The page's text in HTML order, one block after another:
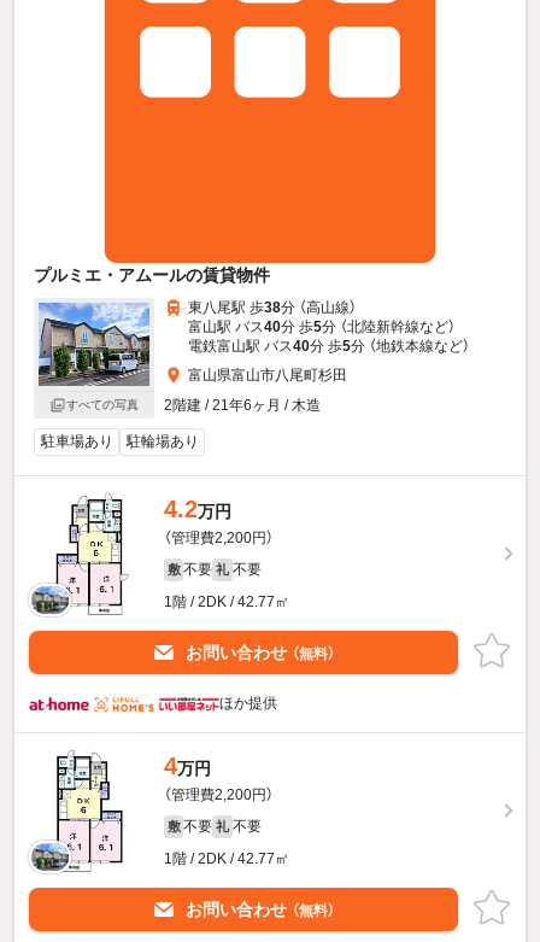
プルミエ・アムールの賃貸物件
すべての写真
東八尾駅 歩38分 （高山線）
富山駅 バス40分 歩5分 （北陸新幹線など）
電鉄富山駅 バス40分 歩5分 （地鉄本線など）
富山県富山市八尾町杉田
2階建 / 21年6ヶ月 / 木造
駐車場あり 駐輪場あり
4.2万円
（管理費2,200円）
敷 不要 礼 不要
1階 / 2DK / 42.77㎡
お問い合わせ （無料）
ほか提供
4万円
（管理費2,200円）
敷 不要 礼 不要
1階 / 2DK / 42.77㎡
お問い合わせ （無料）